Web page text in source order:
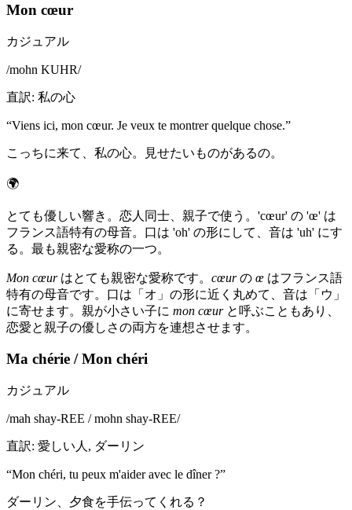
Mon cœur
カジュアル
/mohn KUHR/
直訳: 私の心
“Viens ici, mon cœur. Je veux te montrer quelque chose.”
こっちに来て、私の心。見せたいものがあるの。
🌍
とても優しい響き。恋人同士、親子で使う。'cœur' の 'œ' は
フランス語特有の母音。口は 'oh' の形にして、音は 'uh' にす
る。最も親密な愛称の一つ。
Mon cœurはとても親密な愛称です。 cœurの œ はフランス語
特有の母音です。口は「オ」の形に近く丸めて、音は「ウ」
に寄せます。親が小さい子に mon cœurと呼ぶこともあり、
恋愛と親子の優しさの両方を連想させます。
Ma chérie / Mon chéri
カジュアル
/mah shay-REE / mohn shay-REE/
直訳: 愛しい人, ダーリン
“Mon chéri, tu peux m'aider avec le dîner ?”
ダーリン、夕食を手伝ってくれる？